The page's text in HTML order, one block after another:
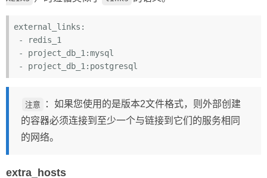
external_links:
-
- project_db_1:
- project_db_1:
注意
：如果您使用的是版本2文件格式，则外部创建
的容器必须连接到至少一个与链接到它们的服务相同
的网络。
extra_hosts